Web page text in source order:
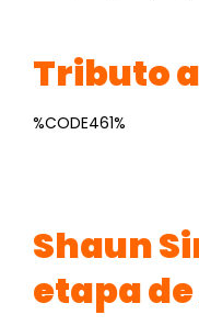
Tributo
%CODE461%
Shaun
etapa